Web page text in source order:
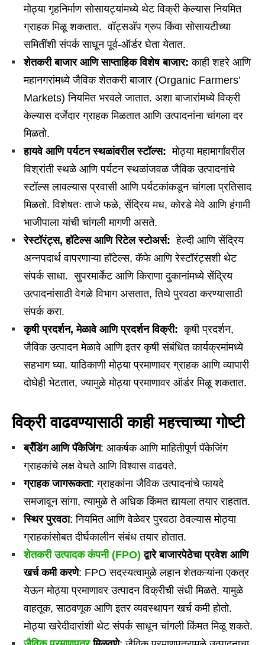
मोठ्या गृहनिर्माण सोसायट्यांमध्ये थेट विक्री केल्यास नियमित
ग्राहक मिळू शकतात. वॉट्सअ‍ॅप ग्रुप किंवा सोसायटीच्या
समितींशी संपर्क साधून पूर्व-ऑर्डर घेता येतात.
शेतकरी बाजार आणि साप्ताहिक विशेष बाजार:काही शहरे आणि
महानगरांमध्ये जैविक शेतकरी बाजार (Organic Farmers’
Markets) नियमित भरवले जातात. अशा बाजारांमध्ये विक्री
केल्यास दर्जेदार ग्राहक मिळतात आणि उत्पादनांना चांगला दर
मिळतो.
हायवे आणि पर्यटन स्थळांवरील स्टॉल्स:मोठ्या महामार्गांवरील
विश्रांती स्थळे आणि पर्यटन स्थळांजवळ जैविक उत्पादनांचे
स्टॉल्स लावल्यास प्रवासी आणि पर्यटकांकडून चांगला प्रतिसाद
मिळतो. विशेषतः ताजे फळे, सेंद्रिय मध, कोरडे मेवे आणि हंगामी
भाजीपाला यांची चांगली मागणी असते.
रेस्टॉरंट्स,हॉटेल्स आणि रिटेल स्टोअर्स:हेल्दी आणि सेंद्रिय
अन्नपदार्थ वापरणाऱ्या हॉटेल्स, कॅफे आणि रेस्टॉरंट्सशी थेट
संपर्क साधा. सुपरमार्केट आणि किराणा दुकानांमध्ये सेंद्रिय
उत्पादनांसाठी वेगळे विभाग असतात, तिथे पुरवठा करण्यासाठी
संपर्क करा.
कृषी प्रदर्शन,मेळावे आणि प्रदर्शन विक्री:कृषी प्रदर्शन,
जैविक उत्पादन मेळावे आणि इतर कृषी संबंधित कार्यक्रमांमध्ये
सहभाग घ्या. याठिकाणी मोठ्या प्रमाणावर ग्राहक आणि व्यापारी
दोघेही भेटतात, ज्यामुळे मोठ्या प्रमाणावर ऑर्डर मिळू शकतात.
विक्री वाढवण्यासाठी काही महत्त्वाच्या गोष्टी
ब्रँडिंग आणि पॅकेजिंग: आकर्षक आणि माहितीपूर्ण पॅकेजिंग
ग्राहकांचे लक्ष वेधते आणि विश्वास वाढवते.
ग्राहक जागरूकता: ग्राहकांना जैविक उत्पादनांचे फायदे
समजावून सांगा, त्यामुळे ते अधिक किंमत द्यायला तयार राहतात.
स्थिर पुरवठा: नियमित आणि वेळेवर पुरवठा ठेवल्यास मोठ्या
ग्राहकांसोबत दीर्घकालीन संबंध तयार होतात.
शेतकरी उत्पादक कंपनी (FPO) द्वारे बाजारपेठेचा प्रवेश आणि
खर्च कमी करणे: FPO सदस्यत्वामुळे लहान शेतकऱ्यांना एकत्र
येऊन मोठ्या प्रमाणावर उत्पादन विक्रीची संधी मिळते. यामुळे
वाहतूक, साठवणूक आणि इतर व्यवस्थापन खर्च कमी होतो.
मोठ्या खरेदीदारांशी थेट संपर्क साधून चांगली किंमत मिळू शकते.